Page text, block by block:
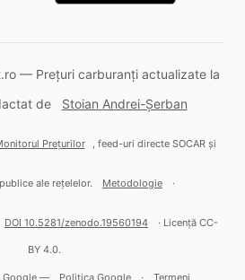
— Prețuri carburanți actualizate la
de
Stoian Andrei-Șerban
Prețurilor , feed-uri directe SOCAR și
ale rețelelor. Metodologie ·
DOI 10.5281/zenodo.19560194 · Licență CC-
BY 4.0.
Google — Politica Google · Termeni